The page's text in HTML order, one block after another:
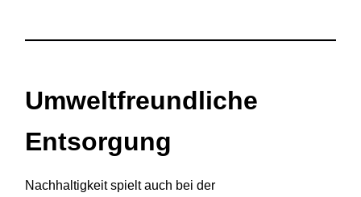
Umweltfreundliche
Entsorgung
Nachhaltigkeit spielt auch bei der